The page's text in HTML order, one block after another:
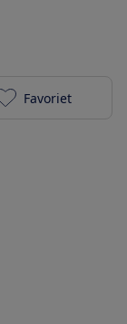
Smeg
Favoriet